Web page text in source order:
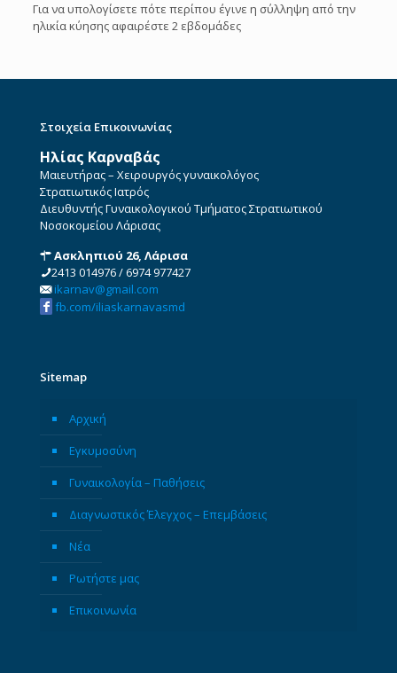
Για να υπολογίσετε πότε περίπου έγινε η σύλληψη από την
ηλικία κύησης αφαιρέστε 2 εβδομάδες
Στοιχεία Επικοινωνίας
Ηλίας Καρναβάς
Μαιευτήρας – Χειρουργός γυναικολόγος
Στρατιωτικός Ιατρός
Διευθυντής Γυναικολογικού Τμήματος Στρατιωτικού
Νοσοκομείου Λάρισας
Ασκληπιού 26, Λάρισα
2413 014976/6974 977427
ikarnav@gmail.com
fb.com/iliaskarnavasmd
Sitemap
Αρχική
Εγκυμοσύνη
Γυναικολογία – Παθήσεις
Διαγνωστικός Έλεγχος – Επεμβάσεις
Νέα
Ρωτήστε μας
Επικοινωνία